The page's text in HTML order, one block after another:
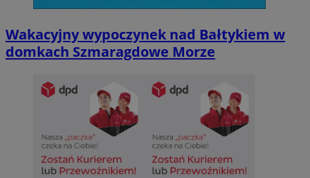
Wakacyjny wypoczynek nad Bałtykiem w
domkach Szmaragdowe Morze